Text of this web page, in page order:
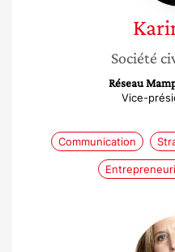
Société
Réseau
Vice-
Communication